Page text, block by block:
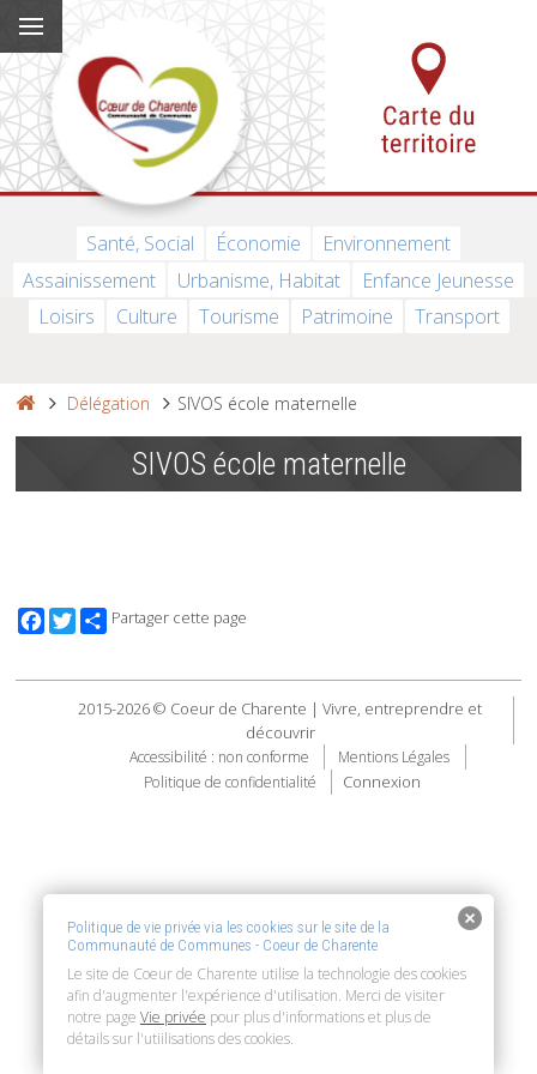
Santé, Social Économie
Environnement
Assainissement
Urbanisme, Habitat
Enfance Jeunesse
Loisirs
Culture Tourisme Patrimoine Transport
Délégation SIVOS école maternelle
SIVOS école maternelle
Facebook
TwitterPartager cette page
2015-2026 © Coeur de Charente | Vivre, entreprendre et
découvrir
Accessibilité : non conforme
Mentions Légales
Politique de confidentialité
Connexion
Politique de vie privée via les cookies sur le site de la
Communauté de Communes - Coeur de Charente
Le site de Coeur de Charente utilise la technologie des cookies
afin d'augmenter l'expérience d'utilisation. Merci de visiter
notre page Vie privée pour plus d'informations et plus de
détails sur l'utiilisations des cookies.